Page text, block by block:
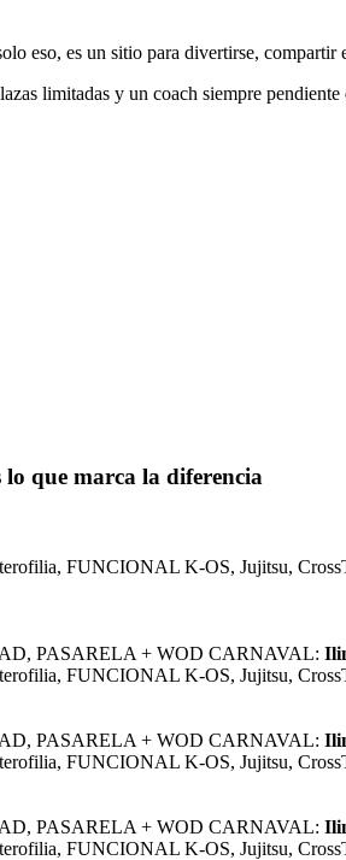
eso, es un sitio para divertirse,
limitadas y un coach siempre pendiente
lo que marca la diferencia
FUNCIONAL K-OS, Jujitsu,
PASARELA + WOD CARNAVAL:
FUNCIONAL K-OS, Jujitsu,
PASARELA + WOD CARNAVAL:
FUNCIONAL K-OS, Jujitsu,
PASARELA + WOD CARNAVAL:
FUNCIONAL K-OS, Jujitsu,